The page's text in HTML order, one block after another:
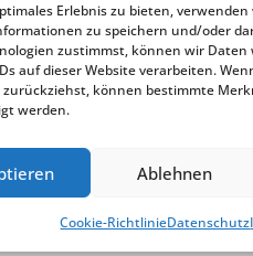
Erlebnis zu bieten,
zu speichern und/oder
zustimmst, können wir Daten
auf dieser Website verarbeiten.
können bestimmte
werden.
Ablehnen
Cookie-RichtlinieDatenschutz